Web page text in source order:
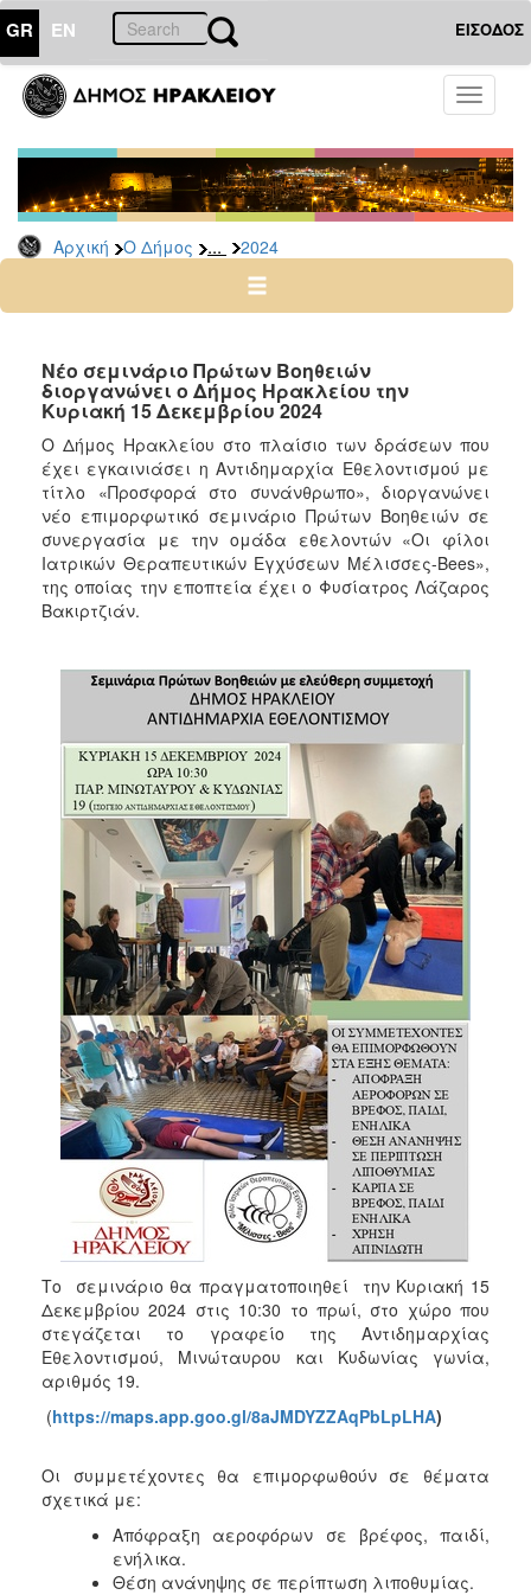
GR EN ΕΙΣΟΔΟΣ
Toggle
Αρχική Ο Δήμος ... 2024
ΔΗΜΟΣ
Δελτία
Τύπου
Αρχείο
2026
2024
2022
2021
2020
2019
2018
2017
2016
2013
2011
2010
2006
ΠΟΛΙΤΙΣΜΟΣ
ΑΝΘΕΚΤΙΚΗ
Νέο σεμινάριο Πρώτων Βοηθειών
διοργανώνει ο Δήμος Ηρακλείου την
Κυριακή 15 Δεκεμβρίου 2024
Ο Δήμος Ηρακλείου στο πλαίσιο των δράσεων που
έχει εγκαινιάσει η Αντιδημαρχία Εθελοντισμού με
τίτλο «Προσφορά στο συνάνθρωπο», διοργανώνει
νέο επιμορφωτικό σεμινάριο Πρώτων Βοηθειών σε
συνεργασία με την ομάδα εθελοντών «Οι φίλοι
Ιατρικών Θεραπευτικών Εγχύσεων Μέλισσες-Bees»,
της οποίας την εποπτεία έχει ο Φυσίατρος Λάζαρος
Βακιρτζιάν.
Το σεμινάριο θα πραγματοποιηθεί την Κυριακή 15
Δεκεμβρίου 2024 στις 10:30 το πρωί, στο χώρο που
στεγάζεται το γραφείο της Αντιδημαρχίας
Εθελοντισμού, Μινώταυρου και Κυδωνίας γωνία,
αριθμός 19.
(https://maps.app.goo.gl/8aJMDYZZAqPbLpLHA)
Οι συμμετέχοντες θα επιμορφωθούν σε θέματα
σχετικά με:
Απόφραξη αεροφόρων σε βρέφος, παιδί,
ενήλικα.
Θέση ανάνηψης σε περίπτωση λιποθυμίας.